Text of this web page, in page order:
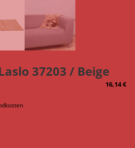
37203 / Beige
16,14€